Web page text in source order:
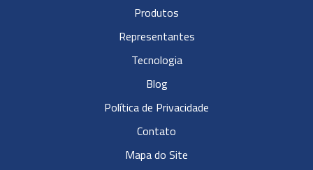
Produtos
Representantes
Tecnologia
Blog
Política de Privacidade
Contato
Mapa do Site